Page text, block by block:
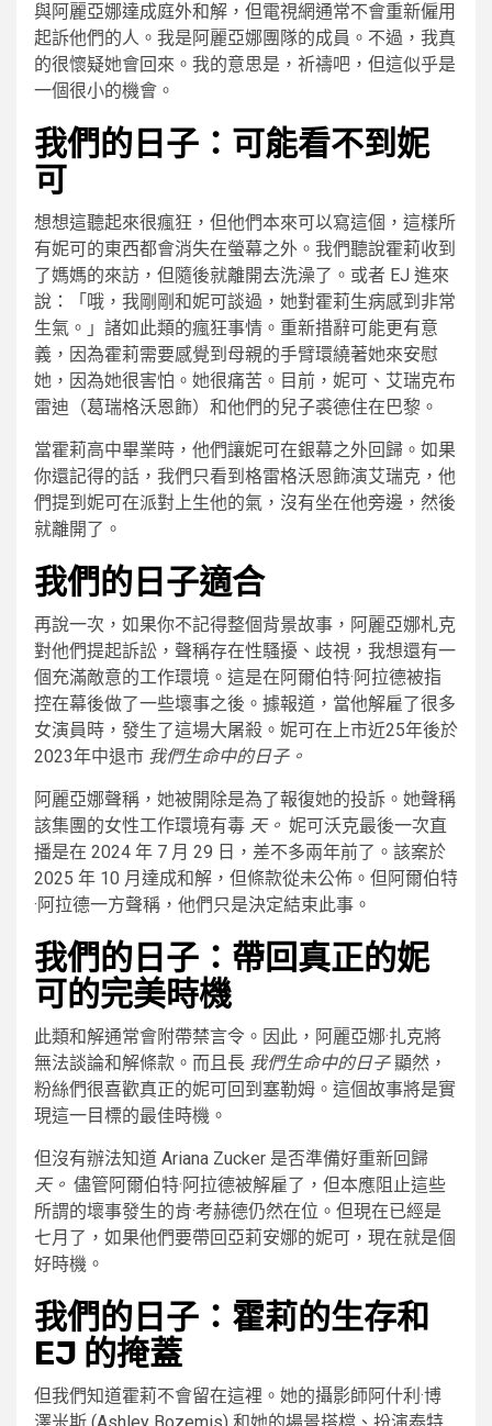
與阿麗亞娜達成庭外和解，但電視網通常不會重新僱用
起訴他們的人。我是阿麗亞娜團隊的成員。不過，我真
的很懷疑她會回來。我的意思是，祈禱吧，但這似乎是
一個很小的機會。
我們的日子：可能看不到妮
可
想想這聽起來很瘋狂，但他們本來可以寫這個，這樣所
有妮可的東西都會消失在螢幕之外。我們聽說霍莉收到
了媽媽的來訪，但隨後就離開去洗澡了。或者 EJ 進來
說：「哦，我剛剛和妮可談過，她對霍莉生病感到非常
生氣。」諸如此類的瘋狂事情。重新措辭可能更有意
義，因為霍莉需要感覺到母親的手臂環繞著她來安慰
她，因為她很害怕。她很痛苦。目前，妮可、艾瑞克布
雷迪（葛瑞格沃恩飾）和他們的兒子裘德住在巴黎。
當霍莉高中畢業時，他們讓妮可在銀幕之外回歸。如果
你還記得的話，我們只看到格雷格沃恩飾演艾瑞克，他
們提到妮可在派對上生他的氣，沒有坐在他旁邊，然後
就離開了。
我們的日子適合
再說一次，如果你不記得整個背景故事，阿麗亞娜札克
對他們提起訴訟，聲稱存在性騷擾、歧視，我想還有一
個充滿敵意的工作環境。這是在阿爾伯特·阿拉德被指
控在幕後做了一些壞事之後。據報道，當他解雇了很多
女演員時，發生了這場大屠殺。妮可在上市近25年後於
2023年中退市 我們生命中的日子。
阿麗亞娜聲稱，她被開除是為了報復她的投訴。她聲稱
該集團的女性工作環境有毒 天。 妮可沃克最後一次直
播是在 2024 年 7 月 29 日，差不多兩年前了。該案於
2025 年 10 月達成和解，但條款從未公佈。但阿爾伯特
·阿拉德一方聲稱，他們只是決定結束此事。
我們的日子：帶回真正的妮
可的完美時機
此類和解通常會附帶禁言令。因此，阿麗亞娜·扎克將
無法談論和解條款。而且長 我們生命中的日子顯然，
粉絲們很喜歡真正的妮可回到塞勒姆。這個故事將是實
現這一目標的最佳時機。
但沒有辦法知道 Ariana Zucker 是否準備好重新回歸
天。 儘管阿爾伯特·阿拉德被解雇了，但本應阻止這些
所謂的壞事發生的肯·考赫德仍然在位。但現在已經是
七月了，如果他們要帶回亞莉安娜的妮可，現在就是個
好時機。
我們的日子：霍莉的生存和
EJ 的掩蓋
但我們知道霍莉不會留在這裡。她的攝影師阿什利·博